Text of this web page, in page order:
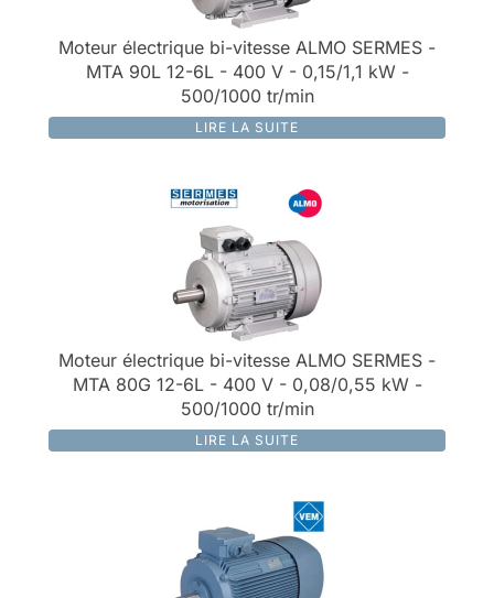
Moteur électrique bi-vitesse ALMO SERMES -
MTA 90L 12-6L - 400 V - 0,15/1,1 kW -
500/1000 tr/min
LIRE LA SUITE
Moteur électrique bi-vitesse ALMO SERMES -
MTA 80G 12-6L - 400 V - 0,08/0,55 kW -
500/1000 tr/min
LIRE LA SUITE